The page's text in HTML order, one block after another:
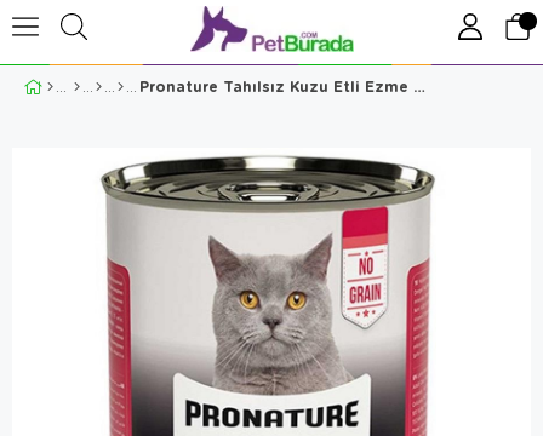
Pronature Tahılsız Kuzu Etli Ezme Yetişkin Kedi Konservesi 400gr